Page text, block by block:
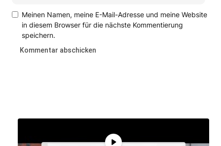
Meinen Namen, meine E-Mail-Adresse und meine Website
in diesem Browser für die nächste Kommentierung
speichern.